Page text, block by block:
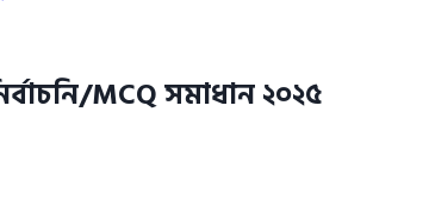
MCQ সমাধান ২০২৫